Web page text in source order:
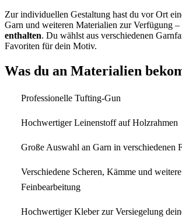
Zur individuellen Gestaltung hast du vor Ort
Garn und weiteren Materialien zur Verfügung –
enthalten. Du wählst aus verschiedenen
Favoriten für dein Motiv.
Was du an Materialien
Professionelle Tufting-Gun
Hochwertiger Leinenstoff auf Holzrahmen
Große Auswahl an Garn in verschiedenen
Verschiedene Scheren, Kämme und
Feinbearbeitung
Hochwertiger Kleber zur Versiegelung